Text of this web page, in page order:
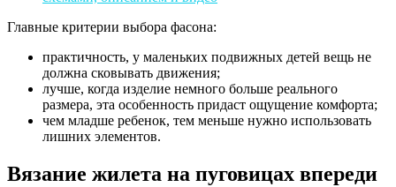
Главные критерии выбора фасона:
практичность, у маленьких подвижных детей вещь не
должна сковывать движения;
лучше, когда изделие немного больше реального
размера, эта особенность придаст ощущение комфорта;
чем младше ребенок, тем меньше нужно использовать
лишних элементов.
Вязание жилета на пуговицах впереди